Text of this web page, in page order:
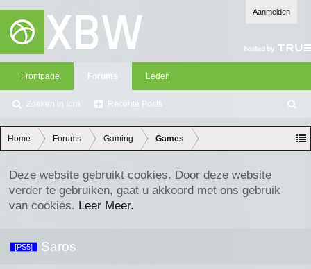
Aanmelden
Frontpage Forums
Zoeken in fora Recente Posts
Leden
oe
ke
n
Home Forums Gaming Games
Deze website gebruikt cookies. Door deze website
verder te gebruiken, gaat u akkoord met ons gebruik
van cookies. Leer Meer.
[PS5] Saros